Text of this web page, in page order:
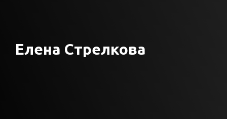
Елена Стрелкова